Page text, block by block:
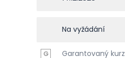
Na vyžádání
G Garantovaný kurz